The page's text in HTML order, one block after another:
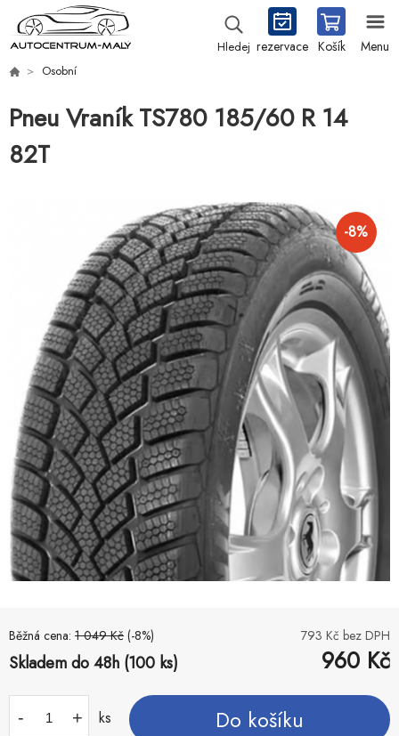
Hledej rezervace Košík Menu
Osobní
Pneu Vraník TS780 185/60 R 14
82T
-8%
Běžná cena: 1 049 Kč (-8%) 793 Kč bez DPH
Skladem do 48h (100 ks) 960 Kč
- + ks Do košíku